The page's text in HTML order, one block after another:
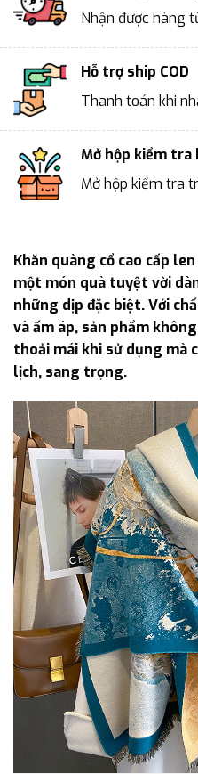
Nhận được hàng
Hỗ trợ ship COD
Thanh toán khi
Mở hộp kiểm tra
Mở hộp kiểm tra
Khăn quàng cổ cao cấp
một món quà tuyệt vời
những dịp đặc biệt. Với
và ấm áp, sản phẩm
thoải mái khi sử dụng mà
lịch, sang trọng.